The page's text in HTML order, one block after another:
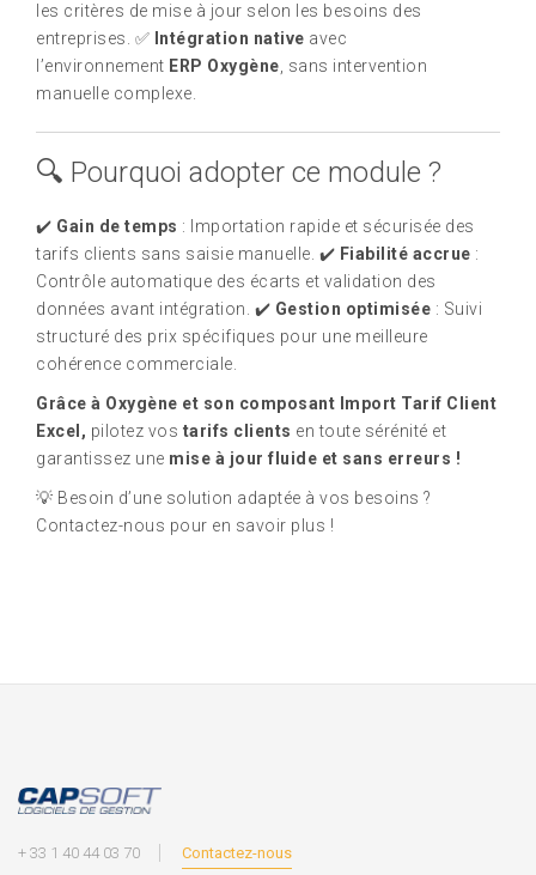
les critères de mise à jour selon les besoins des
entreprises. ✅ Intégration native avec
l’environnement ERP Oxygène , sans intervention
manuelle complexe.
🔍 Pourquoi adopter ce module ?
✔️ Gain de temps : Importation rapide et sécurisée des
tarifs clients sans saisie manuelle. ✔️ Fiabilité accrue :
Contrôle automatique des écarts et validation des
données avant intégration. ✔️ Gestion optimisée : Suivi
structuré des prix spécifiques pour une meilleure
cohérence commerciale.
Grâce à Oxygène et son composant Import Tarif Client
Excel, pilotez vos tarifs clients en toute sérénité et
garantissez une mise à jour fluide et sans erreurs !
💡 Besoin d’une solution adaptée à vos besoins ?
Contactez-nous pour en savoir plus !
+ 33 1 40 44 03 70 Contactez-nous